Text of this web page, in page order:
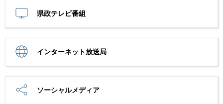
県政テレビ番組
インターネット放送局
ソーシャルメディア